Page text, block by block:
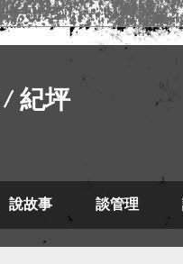
紀坪
說故事 談管理